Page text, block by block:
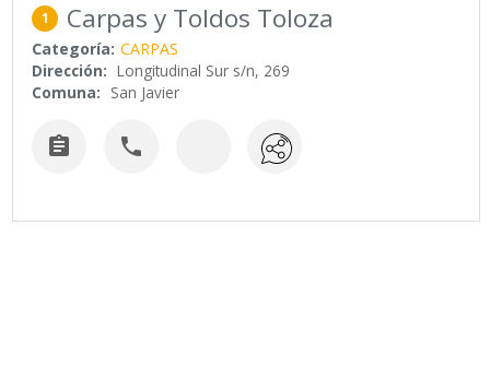
1 Carpas y Toldos Toloza
Categoría: CARPAS
Dirección: Longitudinal Sur s/n, 269
Comuna: San Javier
 